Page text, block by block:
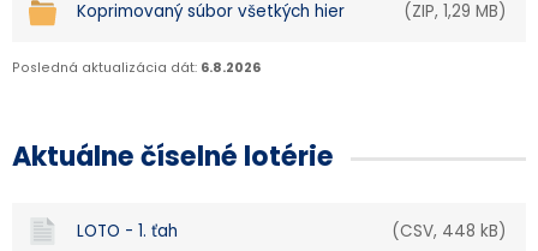
Koprimovaný súbor všetkých hier (ZIP, 1,29 MB)
Posledná aktualizácia dát: 6.8.2026
Aktuálne číselné lotérie
LOTO - 1. ťah (CSV, 448 kB)